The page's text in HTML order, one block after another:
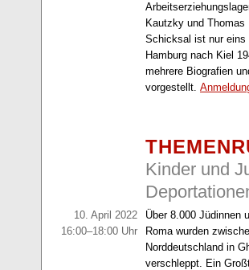
Kautzky und Thomas
Schicksal ist nur eins
Hamburg nach Kiel
mehrere Biografien
vorgestellt.
Kinder und
10. April 2022
16:00–18:00 Uhr
Über 8.000 Jüdinnen
Roma wurden
Norddeutschland in
verschleppt. Ein